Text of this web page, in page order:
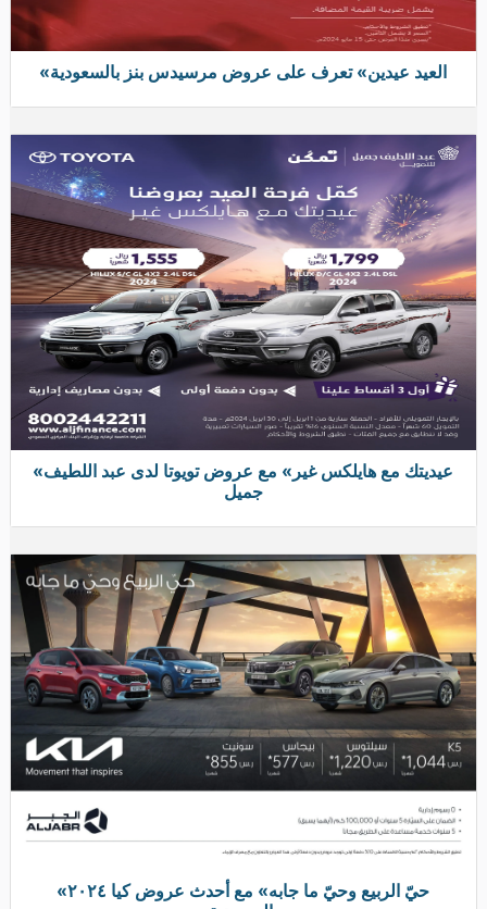
«العيد عيدين» تعرف على عروض مرسيدس بنز بالسعودية
«عيديتك مع هايلكس غير» مع عروض تويوتا لدى عبد اللطيف
جميل
«حيّ الربيع وحيّ ما جابه» مع أحدث عروض كيا ٢٠٢٤